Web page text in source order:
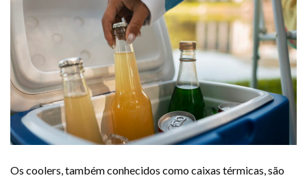
Os coolers, também conhecidos como caixas térmicas, são